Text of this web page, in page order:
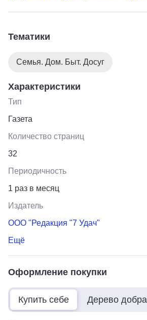
Тематики
Семья. Дом. Быт. Досуг
Характеристики
Тип
Газета
Количество страниц
32
Периодичность
1 раз в месяц
Издатель
ООО "Редакция "7 Удач"
Ещё
Оформление покупки
Купить себе Дерево добра